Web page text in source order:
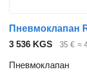
3 536 KGS 35 € ≈
Пневмоклапан